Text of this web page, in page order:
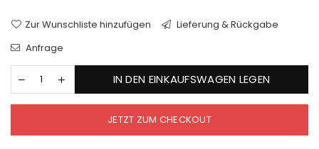
Zur Wunschliste hinzufügen
Lieferung & Rückgabe
Anfrage
IN DEN EINKAUFSWAGEN LEGEN
JETZT ZUM CHECKOUT